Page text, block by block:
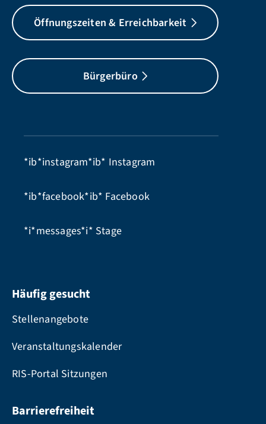
Öffnungszeiten & Erreichbarkeit
Bürgerbüro
*ib*instagram*ib* Instagram
*ib*facebook*ib* Facebook
*i*messages*i* Stage
Häufig gesucht
Stellenangebote
Veranstaltungskalender
RIS-Portal Sitzungen
Barrierefreiheit